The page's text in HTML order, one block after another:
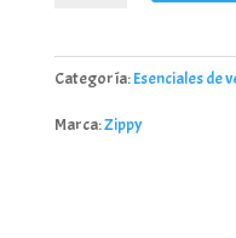
cantidad
Categoría:Esenciales de
Marca:Zippy